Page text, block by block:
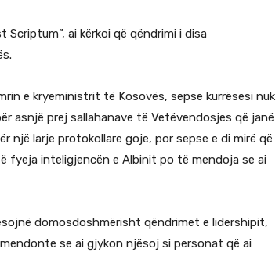
ai kërkoi që qëndrimi i disa
e kryeministrit të Kosovës, sepse kurrësesi nuk
asnjë prej sallahanave të Vetëvendosjes që janë
një larje protokollare goje, por sepse e di mirë që
fyeja inteligjencën e Albinit po të mendoja se ai
domosdoshmërisht qëndrimet e lidershipit,
se ai gjykon njësoj si personat që ai